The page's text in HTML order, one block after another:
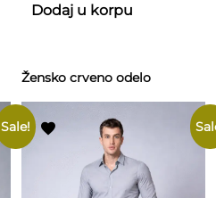
Dodaj u korpu
Žensko crveno odelo
Sale!